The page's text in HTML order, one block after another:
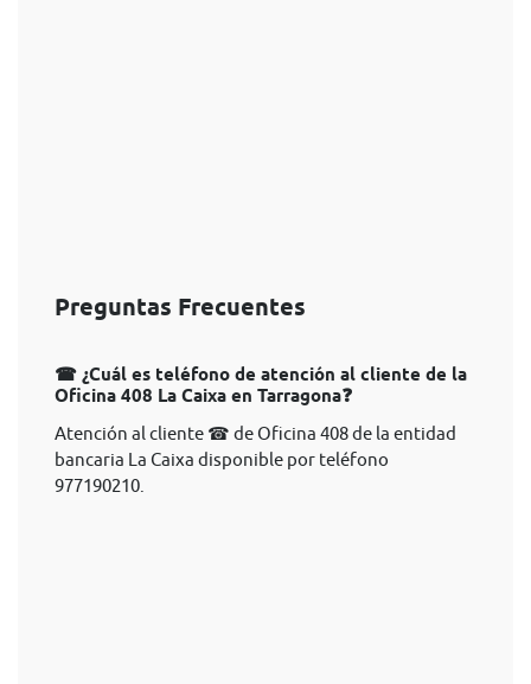
Preguntas Frecuentes
☎ ¿Cuál es teléfono de atención al cliente de la
Oficina 408 La Caixa en Tarragona❓
Atención al cliente ☎ de Oficina 408 de la entidad
bancaria La Caixa disponible por teléfono
977190210.